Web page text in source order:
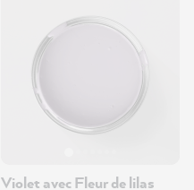
Violet avec Fleur de lilas